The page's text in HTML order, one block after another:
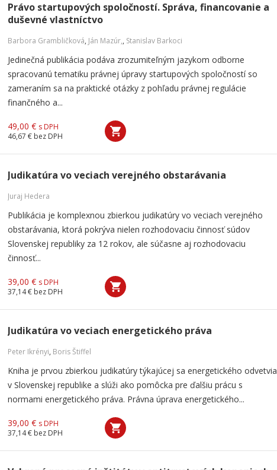
Právo startupových spoločností. Správa, financovanie a
duševné vlastníctvo
Barbora Grambličková, Ján Mazúr,, Stanislav Barkoci
Jedinečná publikácia podáva zrozumiteľným jazykom odborne
spracovanú tematiku právnej úpravy startupových spoločností so
zameraním sa na praktické otázky z pohľadu právnej regulácie
finančného a...
49,00 € s DPH
46,67 € bez DPH
Judikatúra vo veciach verejného obstarávania
Juraj Hedera
Publikácia je komplexnou zbierkou judikatúry vo veciach verejného
obstarávania, ktorá pokrýva nielen rozhodovaciu činnosť súdov
Slovenskej republiky za 12 rokov, ale súčasne aj rozhodovaciu
činnosť...
39,00 € s DPH
37,14 € bez DPH
Judikatúra vo veciach energetického práva
Peter Ikrényi, Boris Štiffel
Kniha je prvou zbierkou judikatúry týkajúcej sa energetického odvetvia
v Slovenskej republike a slúži ako pomôcka pre ďalšiu prácu s
normami energetického práva. Právna úprava energetického...
39,00 € s DPH
37,14 € bez DPH